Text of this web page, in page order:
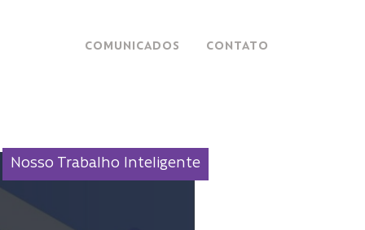
COMUNICADOS CONTATO
Nosso Trabalho Inteligente